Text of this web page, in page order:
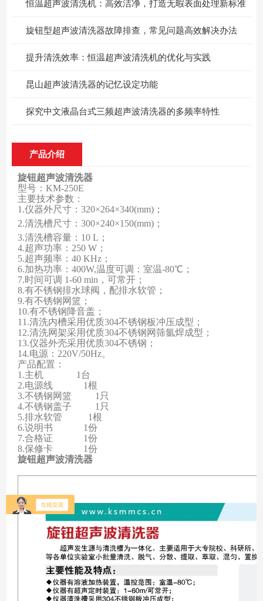
恒温超声波清洗机：高效洁净，打造无暇表面处理新标准
旋钮型超声波清洗器故障排查，常见问题高效解决办法
提升清洗效率：恒温超声波清洗机的优化与实践
昆山超声波清洗器的记忆设定功能
探究中文液晶台式三频超声波清洗器的多频率特性
产品介绍
旋钮超声波清洗器
型号：KM-250E
主要技术参数：
1.仪器外尺寸： 320×264×340(mm)；
2.清洗槽尺寸： 300×240×150(mm)；
3.清洗槽容量：10 L ；
4.超声功率：250 W；
5.超声频率：40 KHz；
6.加热功率：400W,温度可调：室温-80℃ ；
7.时间可调 1-60 min ，可常开；
8.有不锈钢排水球阀，配排水软管；
9.有不锈钢网篮；
10.有不锈钢降音盖；
11.清洗内槽采用优质304不锈钢板冲压成型；
12.清洗网架采用优质304不锈钢网筛氩焊成型 ；
13.仪器外壳采用优质304不锈钢 ；
14.电源：220V/50Hz。
产品配置：
1.主机
1台
2.电源线 1根
3.不锈钢网篮
1只
4.不锈钢盖子
1只
5.排水软管 1根
6.说明书 1份
7.合格证 1份
8.保修卡 1份
旋钮超声波清洗器